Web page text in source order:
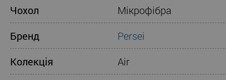
Чохол
Мікрофібра
Бренд
Persei
Колекція
Air